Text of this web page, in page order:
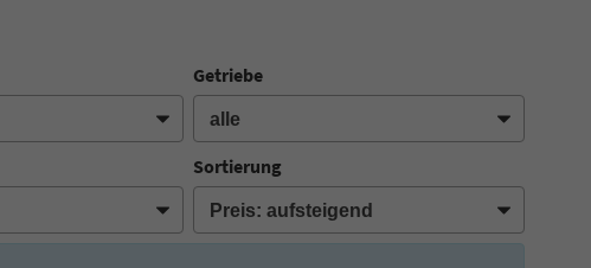
Getriebe
Sortierung